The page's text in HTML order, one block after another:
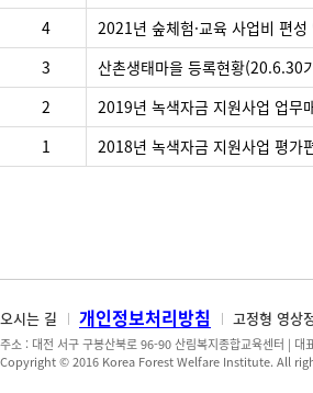
4
2021년 숲체험·교육 사업비 편성
3
산촌생태마을 등록현황(20.6.30
2
2019년 녹색자금 지원사업 업무
1
2018년 녹색자금 지원사업 평가
오시는 길 개인정보처리방침 고정형 영상
주소 : 대전 서구 구봉산북로 96-90 산림복지종합교육센터 |
Copyright © 2016 Korea Forest Welfare Institute. All